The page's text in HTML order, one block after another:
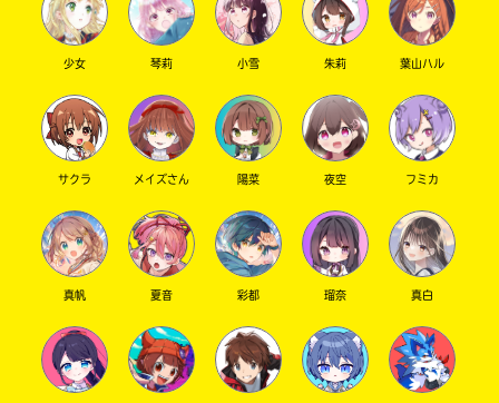
少女 琴莉 小雪 朱莉 葉山ハル
サクラ メイズさん 陽菜 夜空 フミカ
真帆 夏音 彩都 瑠奈 真白